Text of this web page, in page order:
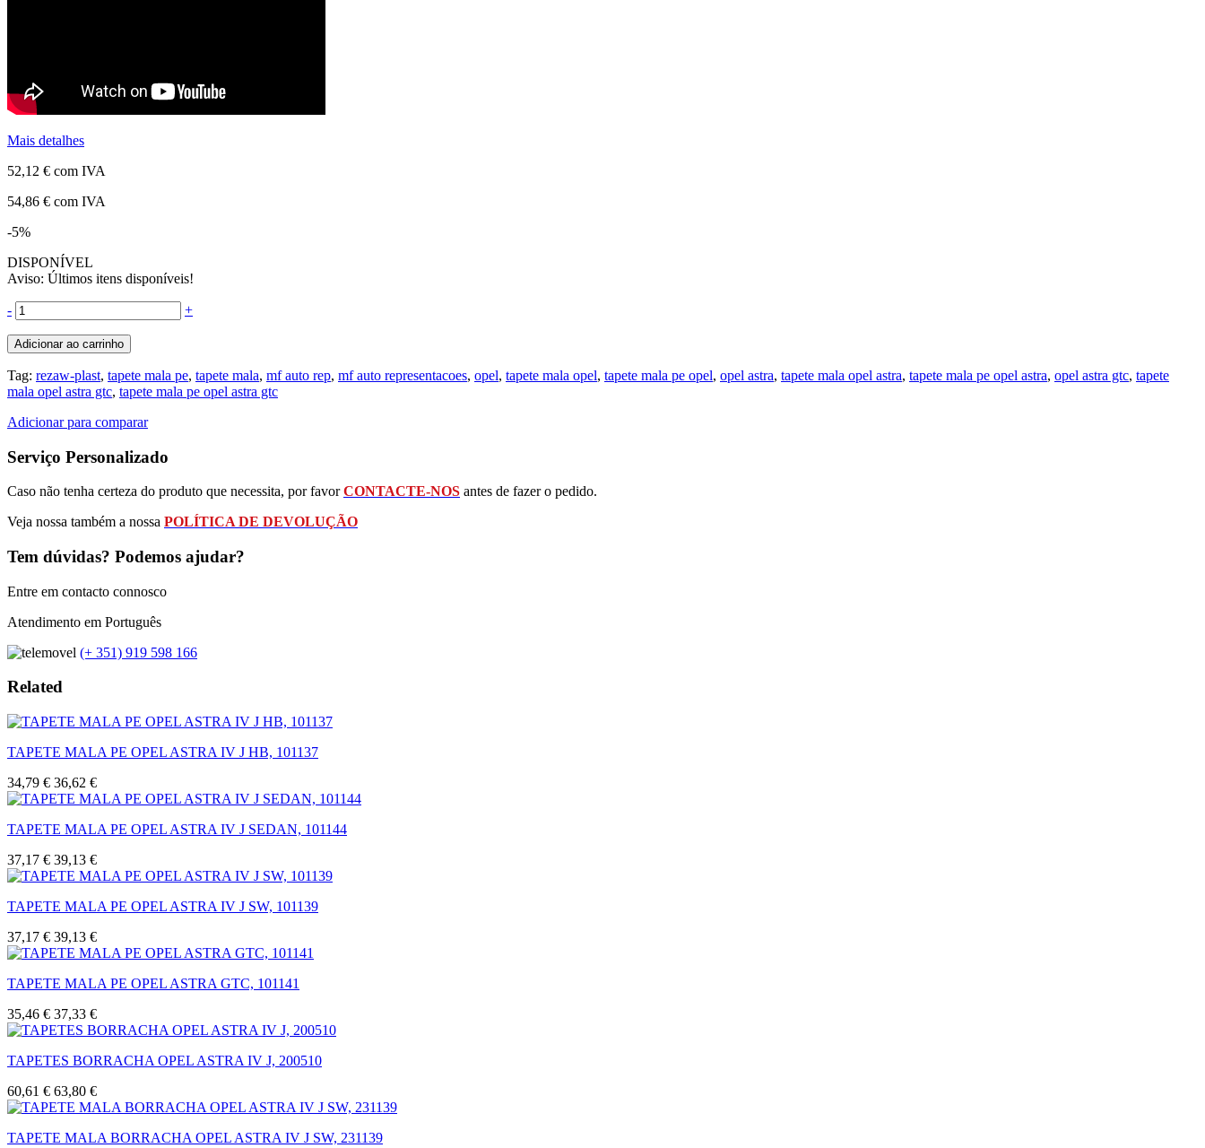
Mais detalhes
52,12 € com IVA
54,86 € com IVA
-5%
DISPONÍVEL
Aviso: Últimos itens disponíveis!
- +
Adicionar ao carrinho
Tag: rezaw-plast, tapete mala pe, tapete mala, mf auto rep, mf auto representacoes, opel, tapete mala opel, tapete mala pe opel, opel astra, tapete mala opel astra, tapete mala pe opel astra, opel astra gtc, tapete
mala opel astra gtc, tapete mala pe opel astra gtc
Adicionar para comparar
Serviço Personalizado
Caso não tenha certeza do produto que necessita, por favorCONTACTE-NOS antes de fazer o pedido.
Veja nossa também a nossa POLÍTICA DE DEVOLUÇÃO
Tem dúvidas? Podemos ajudar?
Entre em contacto connosco
Atendimento em Português
(+ 351) 919 598 166
Related
TAPETE MALA PE OPEL ASTRA IV J HB, 101137
34,79 € 36,62 €
TAPETE MALA PE OPEL ASTRA IV J SEDAN, 101144
37,17 € 39,13 €
TAPETE MALA PE OPEL ASTRA IV J SW, 101139
37,17 € 39,13 €
TAPETE MALA PE OPEL ASTRA GTC, 101141
35,46 € 37,33 €
TAPETES BORRACHA OPEL ASTRA IV J, 200510
60,61 € 63,80 €
TAPETE MALA BORRACHA OPEL ASTRA IV J SW, 231139